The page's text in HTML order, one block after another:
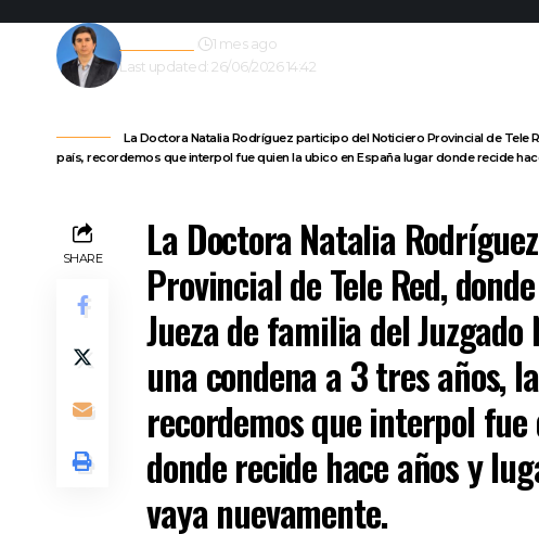
Last updated: 26/06/2026 14:42
Redacción 1 mes ago
La Doctora Natalia Rodríguez participo del Noticiero Provincial de Tele
país, recordemos que interpol fue quien la ubico en España lugar donde recide
SHARE
La Doctora Natalia
Provincial de Tele Red,
Jueza de familia del
una condena a 3 tres años,
recordemos que interpol
donde recide hace años y
vaya nuevamente.